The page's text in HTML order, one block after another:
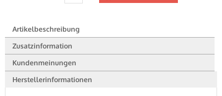
Artikelbeschreibung
Zusatzinformation
Kundenmeinungen
Herstellerinformationen